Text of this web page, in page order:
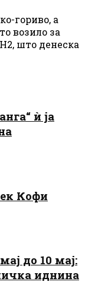
гориво, а
возило за
што денеска
ѝ ја
Кофи
до 10 мај:
иднина